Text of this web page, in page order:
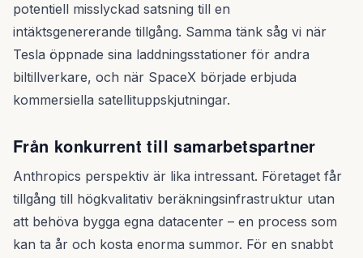
potentiell misslyckad satsning till en
intäktsgenererande tillgång. Samma tänk såg vi när
Tesla öppnade sina laddningsstationer för andra
biltillverkare, och när SpaceX började erbjuda
kommersiella satellituppskjutningar.
Från konkurrent till samarbetspartner
Anthropics perspektiv är lika intressant. Företaget får
tillgång till högkvalitativ beräkningsinfrastruktur utan
att behöva bygga egna datacenter – en process som
kan ta år och kosta enorma summor. För en snabbt